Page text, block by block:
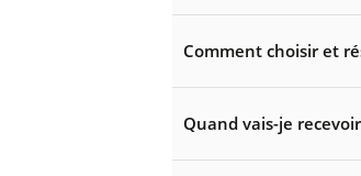
Comment choisir et
Quand vais-je